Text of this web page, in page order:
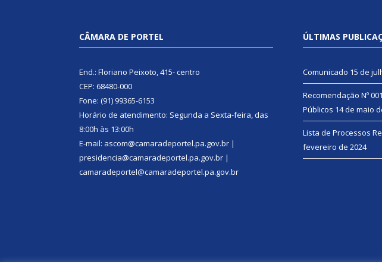
CÂMARA DE PORTEL
End.: Floriano Peixoto, 415- centro
CEP: 68480-000
Fone: (91) 99365-6153
Horário de atendimento: Segunda a Sexta-feira, das
8:00h às 13:00h
E-mail: ascom@camaradeportel.pa.gov.br |
presidencia@camaradeportel.pa.gov.br |
camaradeportel@camaradeportel.pa.gov.br
ÚLTIMAS
Comunicado 15 de
Recomendação Nº
Públicos 14 de maio
Lista de Processos
fevereiro de 2024